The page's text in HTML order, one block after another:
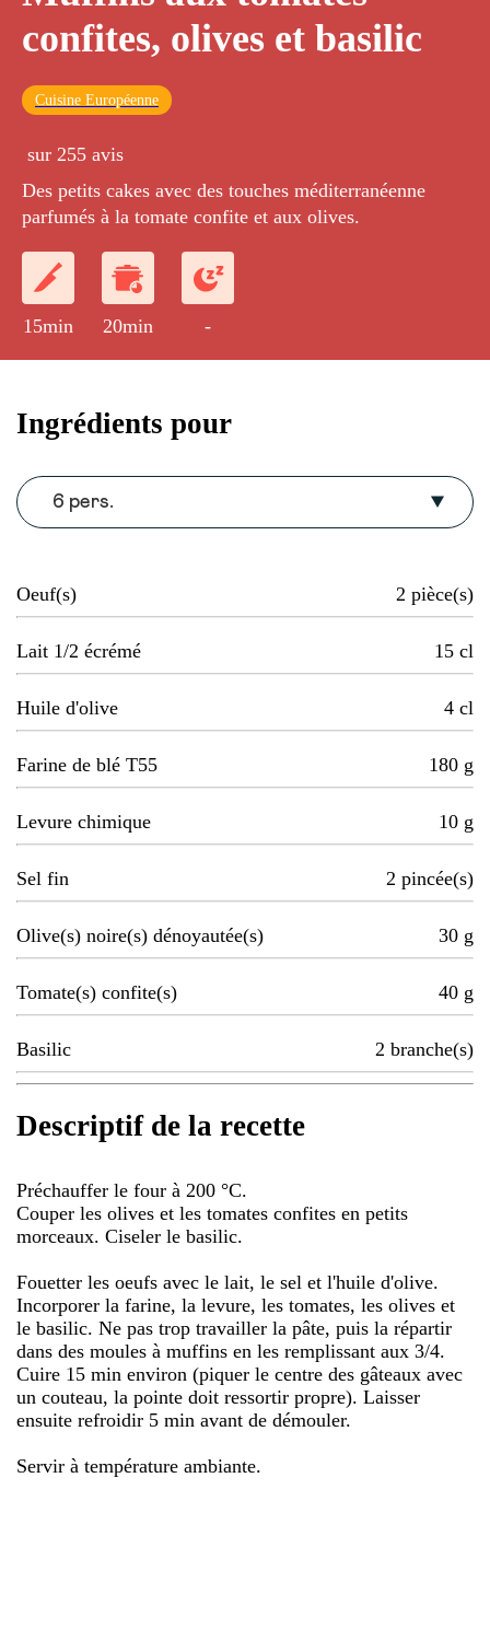
confites, olives et basilic
Cuisine Européenne
sur 255 avis
Des petits cakes avec des touches méditerranéenne
parfumés à la tomate confite et aux olives.
15min 20min -
Ingrédients pour
6 pers.
Oeuf(s) 2 pièce(s)
Lait 1/2 écrémé 15 cl
Huile d'olive 4 cl
Farine de blé T55 180 g
Levure chimique 10 g
Sel fin 2 pincée(s)
Olive(s) noire(s) dénoyautée(s) 30 g
Tomate(s) confite(s) 40 g
Basilic 2 branche(s)
Descriptif de la recette
Préchauffer le four à 200 °C.
Couper les olives et les tomates confites en petits
morceaux. Ciseler le basilic.
Fouetter les oeufs avec le lait, le sel et l'huile d'olive.
Incorporer la farine, la levure, les tomates, les olives et
le basilic. Ne pas trop travailler la pâte, puis la répartir
dans des moules à muffins en les remplissant aux 3/4.
Cuire 15 min environ (piquer le centre des gâteaux avec
un couteau, la pointe doit ressortir propre). Laisser
ensuite refroidir 5 min avant de démouler.
Servir à température ambiante.